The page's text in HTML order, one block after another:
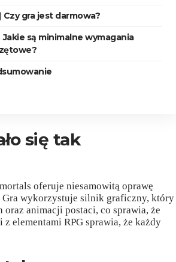
Czy gra jest darmowa?
Jakie są minimalne wymagania
się tak
oferuje niesamowitą oprawę
Gra wykorzystuje silnik graficzny, który
animacji postaci, co sprawia, że
elementami RPG sprawia, że każdy